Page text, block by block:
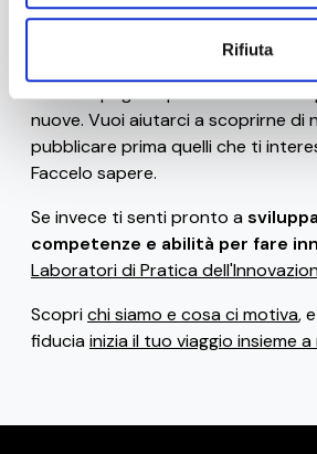
Rifiuta
(come ilglossario, lefrasi celebri
bias e le
siamo impegnati per rilasciarne
nuove. Vuoi aiutarci a scoprirne di
pubblicare prima quelli che ti
Faccelo sapere.
Se invece ti senti pronto a
competenze e abilità per fare
Laboratori di Pratica
Scoprichi siamo e cosa ci motiva,
fiduciainizia il tuo viaggio insieme